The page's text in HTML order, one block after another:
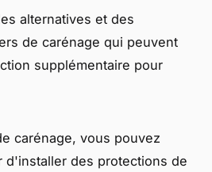
alternatives et des
de carénage qui peuvent
supplémentaire pour
carénage, vous pouvez
d'installer des protections de